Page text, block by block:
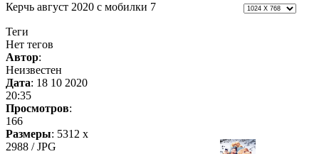
Керчь август 2020 с мобилки 7
Теги
Нет тегов
Автор:
Неизвестен
Дата: 18 10 2020
20:35
Просмотров:
166
Размеры: 5312 x
2988 / JPG